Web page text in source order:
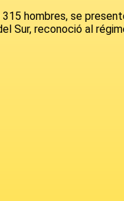
315 hombres, se
Sur, reconoció al